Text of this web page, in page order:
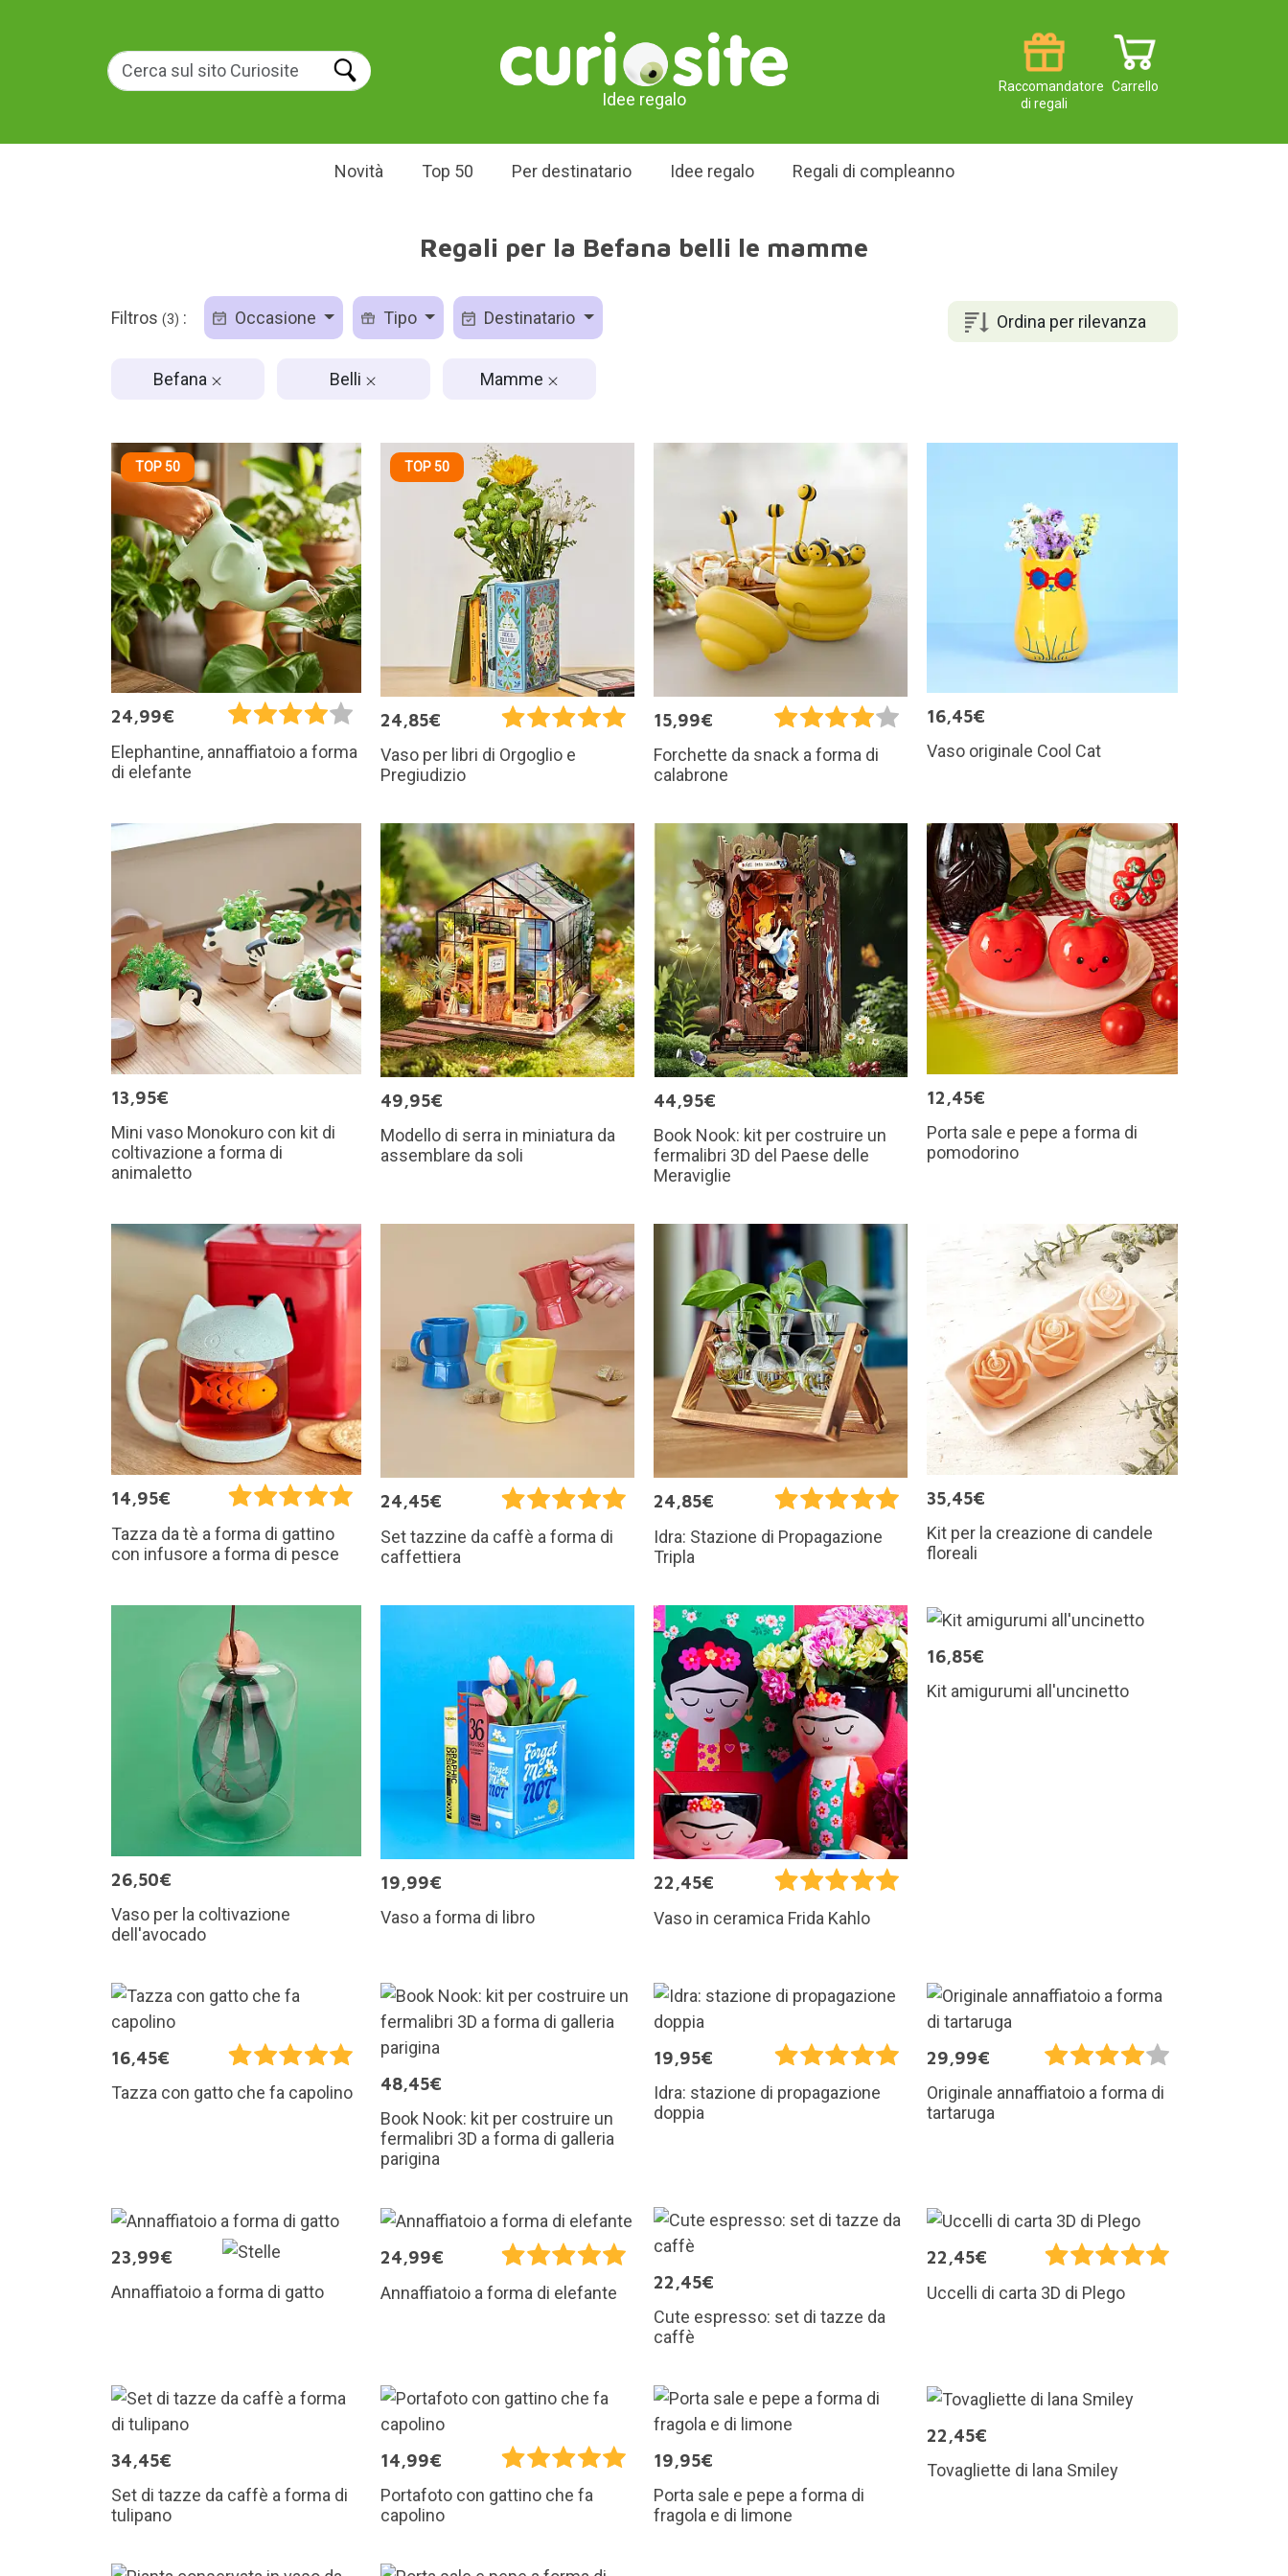
Idee regalo
Carrello
Raccomandatore
di regali
Novità Top 50 Per destinatario Idee regalo Regali di compleanno
Regali per la Befana belli le mamme
Ordina per rilevanza
Filtros (3) : Occasione Tipo Destinatario
Befana Belli Mamme
TOP 50
24,99€
Elephantine, annaffiatoio a forma
di elefante
TOP 50
24,85€
Vaso per libri di Orgoglio e
Pregiudizio
15,99€
Forchette da snack a forma di
calabrone
16,45€
Vaso originale Cool Cat
13,95€
Mini vaso Monokuro con kit di
coltivazione a forma di
animaletto
49,95€
Modello di serra in miniatura da
assemblare da soli
44,95€
Book Nook: kit per costruire un
fermalibri 3D del Paese delle
Meraviglie
12,45€
Porta sale e pepe a forma di
pomodorino
14,95€
Tazza da tè a forma di gattino
con infusore a forma di pesce
24,45€
Set tazzine da caffè a forma di
caffettiera
24,85€
Idra: Stazione di Propagazione
Tripla
35,45€
Kit per la creazione di candele
floreali
26,50€
Vaso per la coltivazione
dell'avocado
19,99€
Vaso a forma di libro
22,45€
Vaso in ceramica Frida Kahlo
16,85€
Kit amigurumi all'uncinetto
16,45€
Tazza con gatto che fa capolino
48,45€
Book Nook: kit per costruire un
fermalibri 3D a forma di galleria
parigina
19,95€
Idra: stazione di propagazione
doppia
29,99€
Originale annaffiatoio a forma di
tartaruga
23,99€
Annaffiatoio a forma di gatto
24,99€
Annaffiatoio a forma di elefante
22,45€
Cute espresso: set di tazze da
caffè
22,45€
Uccelli di carta 3D di Plego
34,45€
Set di tazze da caffè a forma di
tulipano
14,99€
Portafoto con gattino che fa
capolino
19,95€
Porta sale e pepe a forma di
fragola e di limone
22,45€
Tovagliette di lana Smiley